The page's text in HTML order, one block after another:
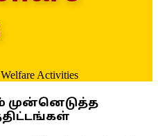
Activities
முன்னெடுத்த